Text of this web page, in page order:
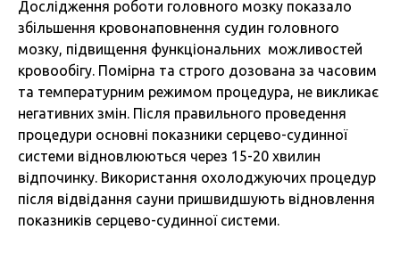
Дослідження роботи головного мозку показало
збільшення кровонаповнення судин головного
мозку, підвищення функціональних можливостей
кровообігу. Помірна та строго дозована за часовим
та температурним режимом процедура, не викликає
негативних змін. Після правильного проведення
процедури основні показники серцево-судинної
системи відновлюються через 15-20 хвилин
відпочинку. Використання охолоджуючих процедур
після відвідання сауни пришвидшують відновлення
показників серцево-судинної системи.